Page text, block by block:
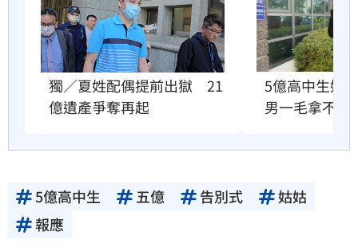
獨／夏姓配偶提前出獄　21
億遺產爭奪再起
5億高中生婚
男一毛拿不到
5億高中生 五億 告別式
姑姑
報應